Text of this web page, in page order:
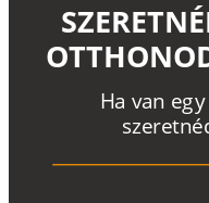
Ha van egy
szeretné